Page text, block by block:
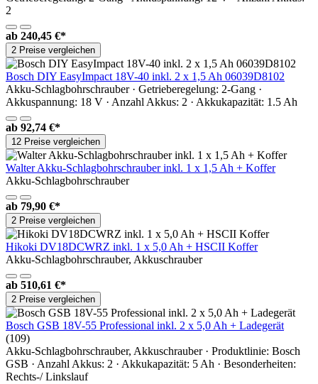
2
ab 240,45 €*
2 Preise vergleichen
Bosch DIY EasyImpact 18V-40 inkl. 2 x 1,5 Ah 06039D8102
Akku-Schlagbohrschrauber · Getrieberegelung: 2-Gang ·
Akkuspannung: 18 V · Anzahl Akkus: 2 · Akkukapazität: 1.5 Ah
ab 92,74 €*
12 Preise vergleichen
Walter Akku-Schlagbohrschrauber inkl. 1 x 1,5 Ah + Koffer
Akku-Schlagbohrschrauber
ab 79,90 €*
2 Preise vergleichen
Hikoki DV18DCWRZ inkl. 1 x 5,0 Ah + HSCII Koffer
Akku-Schlagbohrschrauber, Akkuschrauber
ab 510,61 €*
2 Preise vergleichen
Bosch GSB 18V-55 Professional inkl. 2 x 5,0 Ah + Ladegerät
(109)
Akku-Schlagbohrschrauber, Akkuschrauber · Produktlinie: Bosch
GSB · Anzahl Akkus: 2 · Akkukapazität: 5 Ah · Besonderheiten:
Rechts-/ Linkslauf